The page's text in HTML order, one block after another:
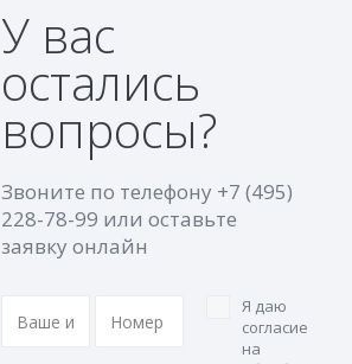
У вас
остались
вопросы?
Звоните по телефону +7 (495)
228-78-99 или оставьте
заявку онлайн
Я даю
согласие
на